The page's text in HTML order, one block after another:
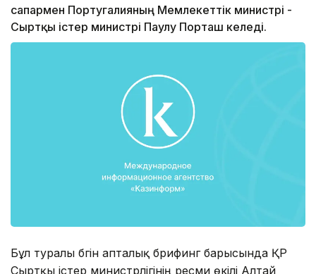
сапармен Португалияның Мемлекеттік министрі -
Сыртқы істер министрі Паулу Порташ келеді.
Бұл туралы бүгін апталық брифинг барысында ҚР
Сыртқы істер министрлігінің ресми өкілі Алтай